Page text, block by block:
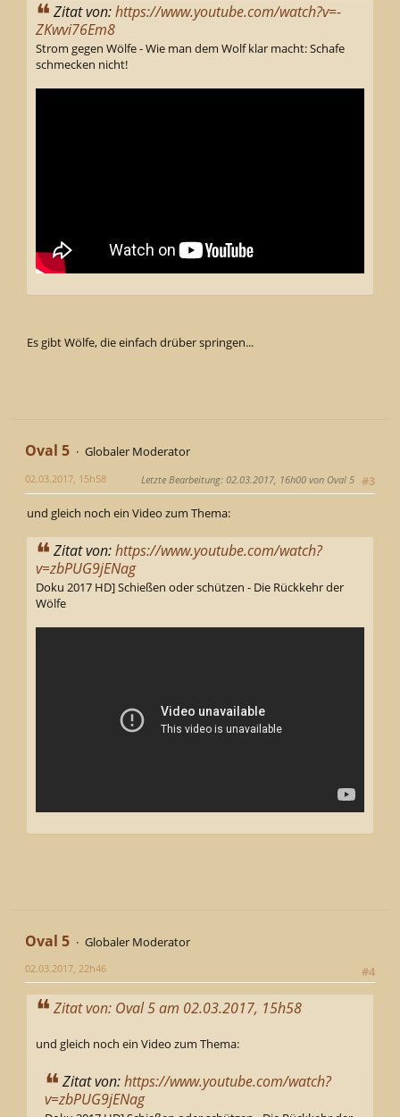
Zitat von:https://www.youtube.com/watch?v=-
ZKwvi76Em8
Strom gegen Wölfe - Wie man dem Wolf klar macht: Schafe
schmecken nicht!
Es gibt Wölfe, die einfach drüber springen...
Oval 5
Globaler Moderator
#3
02.03.2017, 15h58 Letzte Bearbeitung: 02.03.2017, 16h00 von Oval 5
und gleich noch ein Video zum Thema:
Zitat von:https://www.youtube.com/watch?
v=zbPUG9jENag
Doku 2017 HD] Schießen oder schützen - Die Rückkehr der
Wölfe
Oval 5
Globaler Moderator
#4
02.03.2017, 22h46
Zitat von: Oval 5 am 02.03.2017, 15h58
und gleich noch ein Video zum Thema:
Zitat von:https://www.youtube.com/watch?
v=zbPUG9jENag